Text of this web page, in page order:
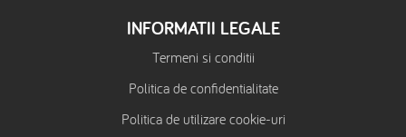
INFORMATII LEGALE
Termeni si conditii
Politica de confidentialitate
Politica de utilizare cookie-uri